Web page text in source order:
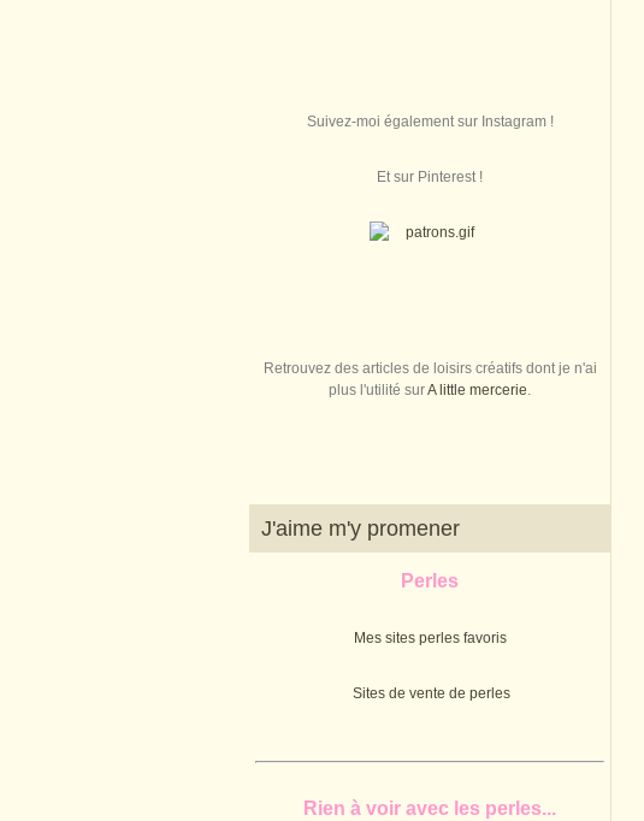
Suivez-moi également sur Instagram !
Et sur Pinterest !
Retrouvez des articles de loisirs créatifs dont je n'ai
plus l'utilité surA little mercerie.
J'aime m'y promener
Perles
Mes sites perles favoris
Sites de vente de perles
Rien à voir avec les perles...